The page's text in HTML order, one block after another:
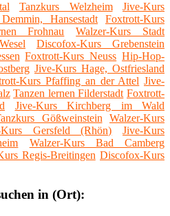
Tanzkurs Welzheim
Jive-Kurs
Hansestadt
Foxtrott-Kurs
Frohnau
Walzer-Kurs Stadt
Discofox-Kurs Grebenstein
Foxtrott-Kurs Neuss Hip-Hop-
Jive-Kurs Hage, Ostfriesland
Kurs Pfaffing an der Attel Jive-
Tanzen lernen Filderstadt Foxtrott-
Jive-Kurs Kirchberg im Wald
Gößweinstein
Walzer-Kurs
Kurs Gersfeld (Rhön)
Jive-Kurs
Walzer-Kurs Bad Camberg
Regis-Breitingen Discofox-Kurs
in (Ort):